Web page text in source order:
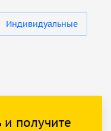
Индивидуальные
и получите